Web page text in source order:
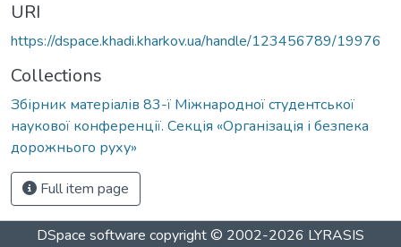
URI
https://dspace.khadi.kharkov.ua/handle/123456789/19976
Collections
Збірник матеріалів 83-ї Міжнародної студентської
наукової конференції. Секція «Організація і безпека
дорожнього руху»
Full item page
DSpace software copyright © 2002-2026 LYRASIS